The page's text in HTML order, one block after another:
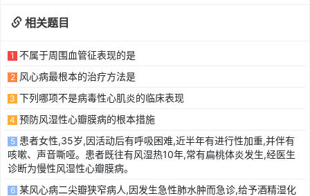
相关题目
1 不属于周围血管征表现的是
2 风心病最根本的治疗方法是
3 下列哪项不是病毒性心肌炎的临床表现
4 预防风湿性心瓣膜病的根本措施
5 患者女性,35岁,因活动后有呼吸困难,近半年有进行性加重,并伴有
咳嗽、声音嘶哑。患者既往有风湿热10年,常有扁桃体炎发生,经医生
诊断为慢性风湿性心瓣膜病。
6 某风心病二尖瓣狭窄病人,因发生急性肺水肿而急诊,给予酒精湿化